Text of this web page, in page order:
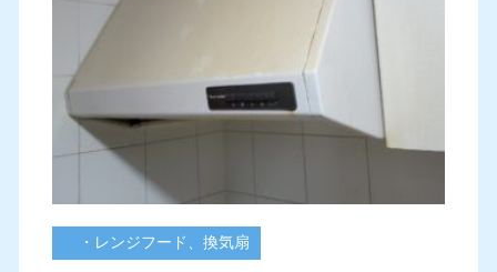
・レンジフード、換気扇